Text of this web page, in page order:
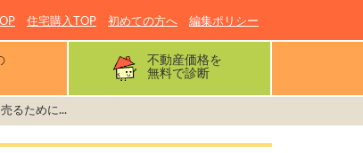
住宅購入TOP 初めての方へ 編集ポリシー
不動産価格を
無料で診断
るために...